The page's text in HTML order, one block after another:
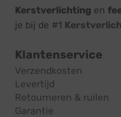
Kerstverlichting en
je bij de #1
Klantenservice
Verzendkosten
Levertijd
Retourneren & ruilen
Garantie